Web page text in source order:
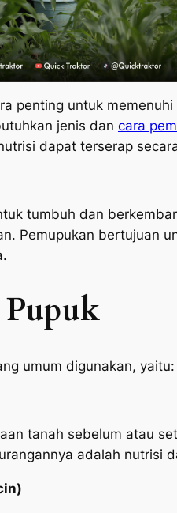
penting untuk
jenis dan cara
dapat terserap
tumbuh dan
Pemupukan bertujuan
umum digunakan, yaitu:
tanah sebelum atau
adalah